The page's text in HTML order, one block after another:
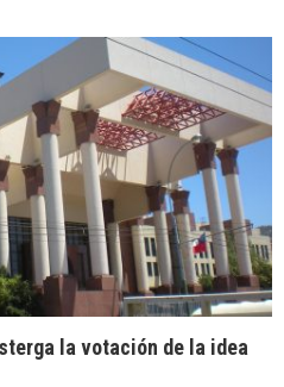
la votación de la idea